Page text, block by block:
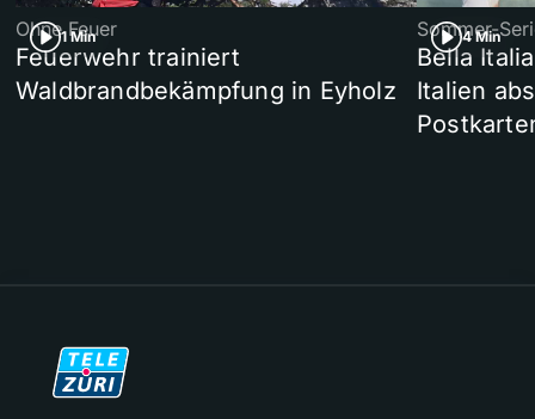
1 Min
Ohne Feuer
Feuerwehr trainiert
Waldbrandbekämpfung in Eyholz
4 Min
Sommer-
Bella
Italien